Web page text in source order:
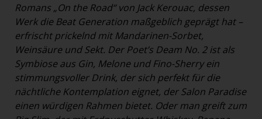
Romans „On the Road“ von Jack Kerouac, dessen
Werk die Beat Generation maßgeblich geprägt hat –
erfrischt prickelnd mit Mandarinen-Sorbet,
Weinsäure und Sekt. Der Poet’s Deam No. 2 ist als
Symbiose aus Gin, Melone und Fino-Sherry ein
stimmungsvoller Drink, der sich perfekt für die
nächtliche Kontemplation eignet, der Salon Paradise
einen würdigen Rahmen bietet. Oder man greift zum